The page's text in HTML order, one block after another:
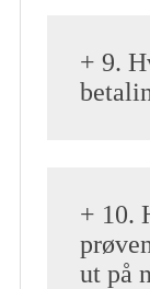
+ 9.
+ 10.
ut på